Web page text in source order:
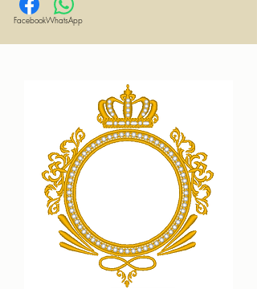
FacebookWhatsApp